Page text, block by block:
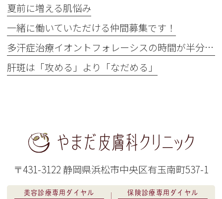
夏前に増える肌悩み
一緒に働いていただける仲間募集です！
多汗症治療イオントフォレーシスの時間が半分に
肝斑は「攻める」より「なだめる」
〒431-3122 静岡県浜松市中央区有玉南町537-1
美容診療専用ダイヤル 保険診療専用ダイヤル